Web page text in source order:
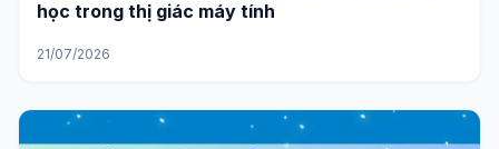
học trong thị giác máy tính
21/07/2026